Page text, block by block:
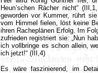
Heun’schen Rächer nicht“
geworden vor Kummer, rührt
vom Himmel fielen, löst keine
ihren Racheplänen Erfolg. Im
zufrieden registriert sie: „Nun
ich vollbringe es schon allein,
ich jetzt!“ (III,4)
Es wäre faszinierend, im